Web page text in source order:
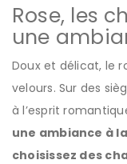
Rose, les
une
Doux et délicat, le
velours. Sur des
à l’esprit
une ambiance à
choisissez des